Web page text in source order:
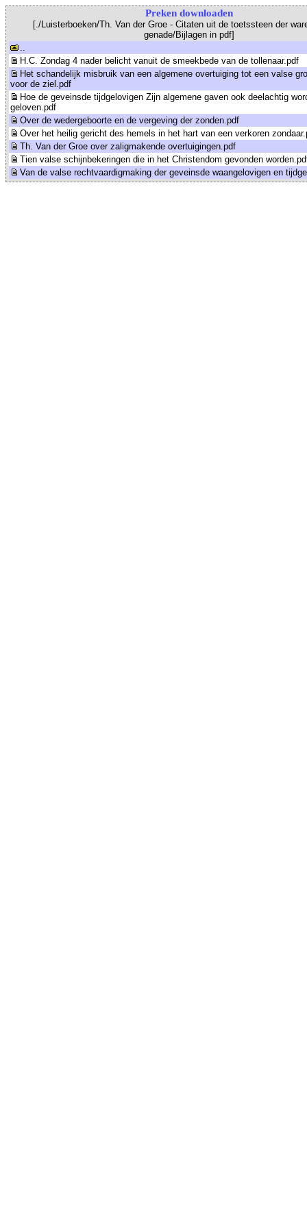
Preken downloaden
[./Luisterboeken/Th. Van der Groe - Citaten uit de toetssteen der
genade/Bijlagen in pdf]
..
H.C. Zondag 4 nader belicht vanuit de smeekbede van de tollenaar.pdf
Het schandelijk misbruik van een algemene overtuiging tot een valse
voor de ziel.pdf
Hoe de geveinsde tijdgelovigen Zijn algemene gaven ook deelachtig
geloven.pdf
Over de wedergeboorte en de vergeving der zonden.pdf
Over het heilig gericht des hemels in het hart van een verkoren
Th. Van der Groe over zaligmakende overtuigingen.pdf
Tien valse schijnbekeringen die in het Christendom gevonden
Van de valse rechtvaardigmaking der geveinsde waangelovigen en